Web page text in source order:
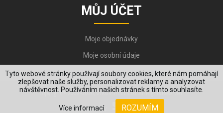
Tyto webové stránky používají soubory cookies, které nám pomáhají
zlepšovat naše služby, personalizovat reklamy a analyzovat
návštěvnost. Používáním našich stránek s tímto souhlasíte.
Více informací ROZUMÍM
MŮJ ÚČET
Moje objednávky
Moje osobní údaje
Copyright © 2006-2026, VYKOV STEEL s.r.o. All Rights Reserved.
Created by